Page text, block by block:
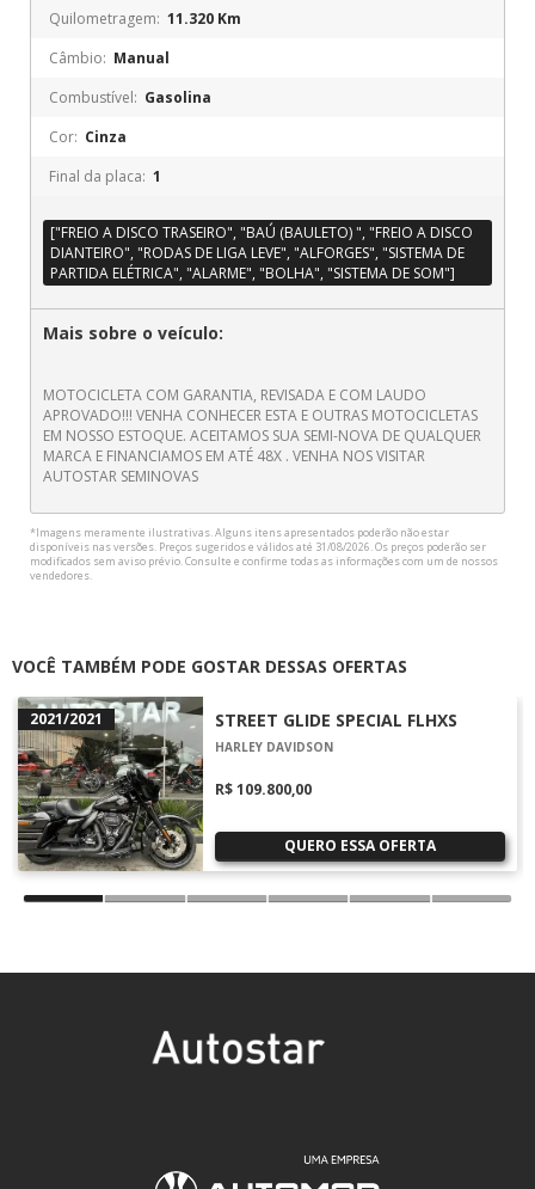
Quilometragem: 11.320 Km
Câmbio: Manual
Combustível: Gasolina
Cor: Cinza
Final da placa: 1
["FREIO A DISCO TRASEIRO", "BAÚ (BAULETO) ", "FREIO A DISCO
DIANTEIRO", "RODAS DE LIGA LEVE", "ALFORGES", "SISTEMA DE
PARTIDA ELÉTRICA", "ALARME", "BOLHA", "SISTEMA DE SOM"]
Mais sobre o veículo:
MOTOCICLETA COM GARANTIA, REVISADA E COM LAUDO
APROVADO!!! VENHA CONHECER ESTA E OUTRAS MOTOCICLETAS
EM NOSSO ESTOQUE. ACEITAMOS SUA SEMI-NOVA DE QUALQUER
MARCA E FINANCIAMOS EM ATÉ 48X . VENHA NOS VISITAR
AUTOSTAR SEMINOVAS
*Imagens meramente ilustrativas. Alguns itens apresentados poderão não estar
disponíveis nas versões. Preços sugeridos e válidos até 31/08/2026. Os preços poderão ser
modificados sem aviso prévio. Consulte e confirme todas as informações com um de nossos
vendedores.
VOCÊ TAMBÉM PODE GOSTAR DESSAS OFERTAS
2021/2021 STREET GLIDE SPECIAL FLHXS
HARLEY DAVIDSON
R$ 109.800,00
QUERO ESSA OFERTA